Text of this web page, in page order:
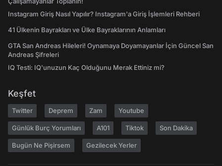
Instagram Giriş Nasıl Yapılır? Instagram'a Giriş İşlemleri Rehberi
41 Ülkenin Bayrakları ve Ülke Bayraklarının Anlamları
GTA San Andreas Hileleri! Oynamaya Doyamayanlar İçin Güncel San
Andreas Şifreleri
IQ Testi: IQ'unuzun Kaç Olduğunu Merak Ettiniz mi?
Keşfet
Twitter Deprem Zam Youtube
Günlük Burç Yorumları A101 Tiktok Son Dakika
Bugün Ne Pişirsem Gezilecek Yerler